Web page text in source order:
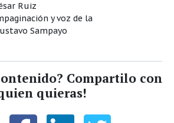
Ruiz
y voz de la
Sampayo
Compartilo con
quieras!